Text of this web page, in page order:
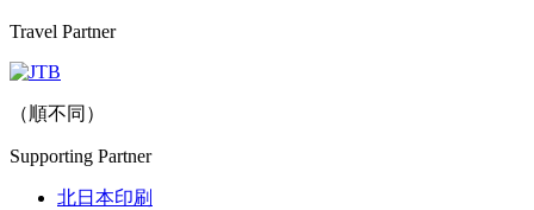
Travel Partner
（順不同）
Supporting Partner
北日本印刷